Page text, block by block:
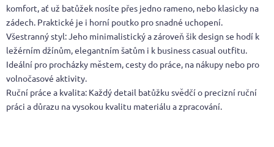
komfort, ať už batůžek nosíte přes jedno rameno, nebo klasicky na
zádech. Praktické je i horní poutko pro snadné uchopení.
Všestranný styl: Jeho minimalistický a zároveň šik design se hodí k
ležérním džínům, elegantním šatům i k business casual outfitu.
Ideální pro procházky městem, cesty do práce, na nákupy nebo pro
volnočasové aktivity.
Ruční práce a kvalita: Každý detail batůžku svědčí o precizní ruční
práci a důrazu na vysokou kvalitu materiálu a zpracování.